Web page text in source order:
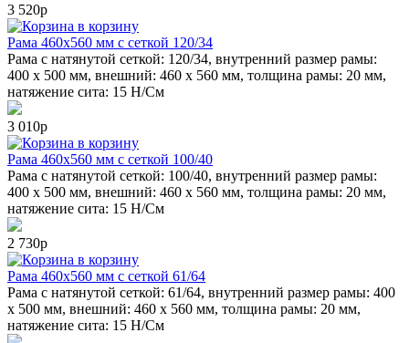
3 520р
в корзину
Рама 460x560 мм с сеткой 120/34
Рама с натянутой сеткой: 120/34, внутренний размер рамы:
400 х 500 мм, внешний: 460 х 560 мм, толщина рамы: 20 мм,
натяжение сита: 15 Н/См
3 010р
в корзину
Рама 460x560 мм с сеткой 100/40
Рама с натянутой сеткой: 100/40, внутренний размер рамы:
400 х 500 мм, внешний: 460 х 560 мм, толщина рамы: 20 мм,
натяжение сита: 15 Н/См
2 730р
в корзину
Рама 460x560 мм с сеткой 61/64
Рама с натянутой сеткой: 61/64, внутренний размер рамы: 400
х 500 мм, внешний: 460 х 560 мм, толщина рамы: 20 мм,
натяжение сита: 15 Н/См